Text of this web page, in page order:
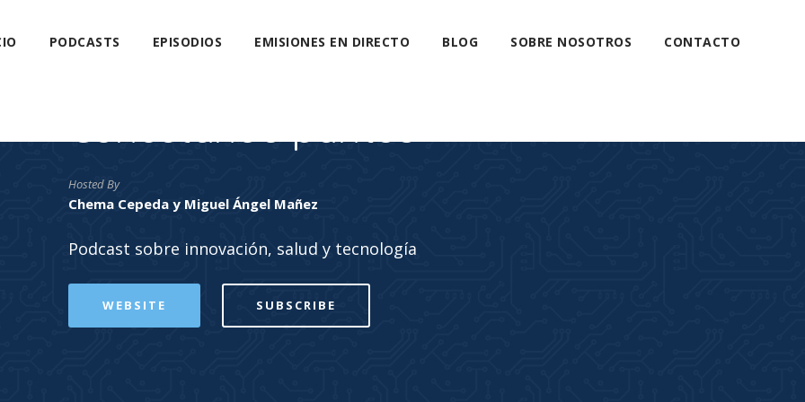
PODCASTS EPISODIOS EMISIONES EN DIRECTO BLOG SOBRE NOSOTROS CONTACTO
Conectando puntos
Hosted By
Chema Cepeda y Miguel Ángel Mañez
Podcast sobre innovación, salud y tecnología
WEBSITE SUBSCRIBE